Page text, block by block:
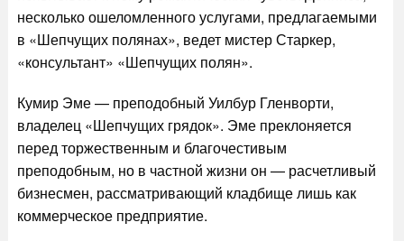
несколько ошеломленного услугами, предлагаемыми
в «Шепчущих полянах», ведет мистер Старкер,
«консультант» «Шепчущих полян».
Кумир Эме — преподобный Уилбур Гленворти,
владелец «Шепчущих грядок». Эме преклоняется
перед торжественным и благочестивым
преподобным, но в частной жизни он — расчетливый
бизнесмен, рассматривающий кладбище лишь как
коммерческое предприятие.